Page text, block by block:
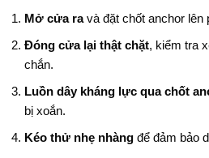
Mở cửa ravà đặt chốt anchor lên
Đóng cửa lại thật chặt, kiểm tra
chắn.
Luồn dây kháng lực qua chốt
bị xoắn.
Kéo thử nhẹ nhàngđể đảm bảo